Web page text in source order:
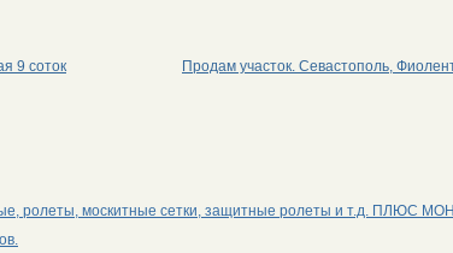
9 соток Продам участок. Севастополь,
ролеты, москитные сетки, защитные ролеты и т.д. ПЛЮС